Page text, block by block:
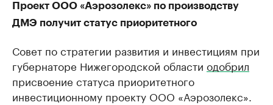
Проект ООО «Аэрозолекс» по производству
ДМЭ получит статус приоритетного
Совет по стратегии развития и инвестициям при
губернаторе Нижегородской области одобрил
присвоение статуса приоритетного
инвестиционному проекту ООО «Аэрозолекс».